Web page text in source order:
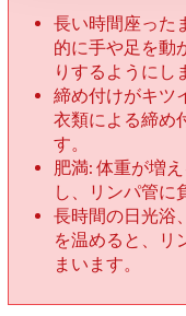
長い時間座った
的に手や足を動
りするようにし
締め付けがキツ
衣類による締め
す。
肥満: 体重が増
し、リンパ管に
長時間の日光浴
を温めると、リ
まいます。